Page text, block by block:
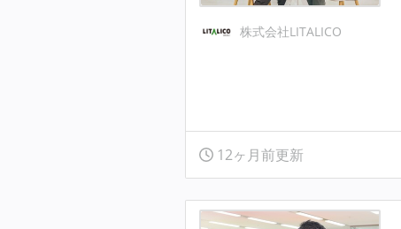
株式会社LITALICO
12ヶ月前更新